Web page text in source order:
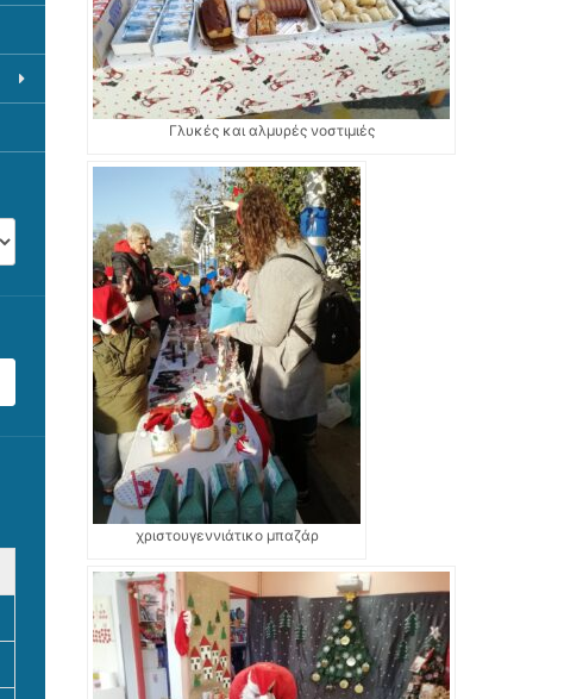
Γλυκές και αλμυρές νοστιμιές
χριστουγεννιάτικο μπαζάρ